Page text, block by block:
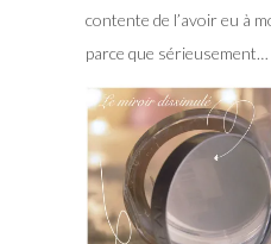
contente de l’avoir eu à
parce que sérieusement…